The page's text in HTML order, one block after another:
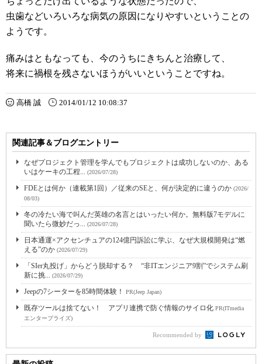
虫歯などいろいろな病気の原因になりやすいということの
ようです。
痛みはともなっても、今のうちにきちんと治療して、
将来に禍根を残さないほうがいいということですね。
高橋 誠 2014/01/12 10:08:37
関連記事＆ブログエントリー
なぜプロジェクト管理を学んでもプロジェクトは成功しないのか、ある
いはケーキの工程... (2026/07/28)
FDEとは何か（連載第1回）／従来のSEと、何が決定的に違うのか (2026/
08/03)
冬の冷たい海で叫んだ英雄の名言とはいったい何か。無料版7モデルに
聞いたら微妙だっ... (2026/07/28)
日本通運×アクセンチュアの124億円訴訟に学ぶ、なぜ大規模開発は“燃
える”のか (2026/07/29)
「SIer丸投げ」からどう脱却する？ “非ITエンジニア9割”でシステム刷
新に挑... (2026/07/29)
Jeepの7シーターを85時間体験！ PR(Jeep Japan)
既存ツールは捨てない！ アプリ連携で防ぐ情報のサイロ化 PR(ITmedia
エンタープライズ)
Recommended by